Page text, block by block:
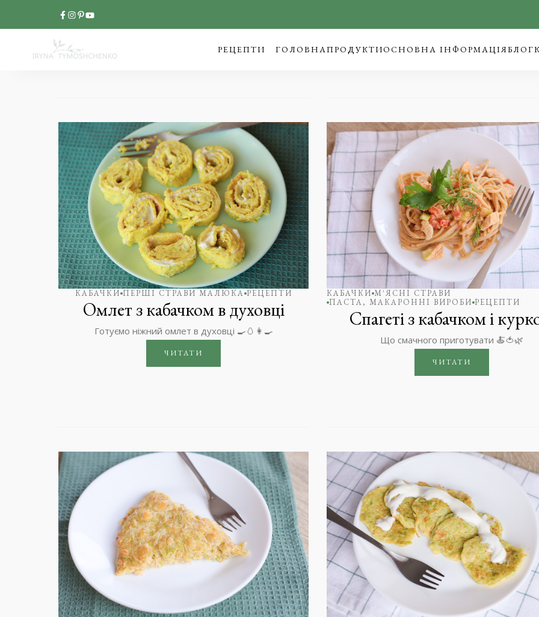
РЕЦЕПТИ ГОЛОВНАПРОДУКТИОСНОВНА ІНФОРМАЦІЯБЛОГ
КАБАЧКИ ПЕРШІ СТРАВИ МАЛЮКА РЕЦЕПТИ
Омлет з кабачком в духовці
Готуємо ніжний омлет в духовці 🍳🥚👩‍🍳
ЧИТАТИ
КАБАЧКИ М'ЯСНІ СТРАВИ
ПАСТА, МАКАРОННІ ВИРОБИ РЕЦЕПТИ
Спагеті з кабачком і
Що смачного приготувати 🍝🍅🌿
ЧИТАТИ